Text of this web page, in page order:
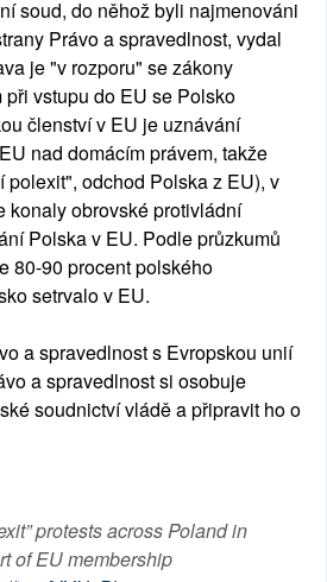
soud, do něhož byli najmenováni
Právo a spravedlnost, vydal
je "v rozporu" se zákony
vstupu do EU se Polsko
členství v EU je uznávání
nad domácím právem, takže
polexit", odchod Polska z EU), v
konaly obrovské protivládní
Polska v EU. Podle průzkumů
80-90 procent polského
setrvalo v EU.
a spravedlnost s Evropskou unií
a spravedlnost si osobuje
soudnictví vládě a připravit ho o
protests across Poland in
of EU membership